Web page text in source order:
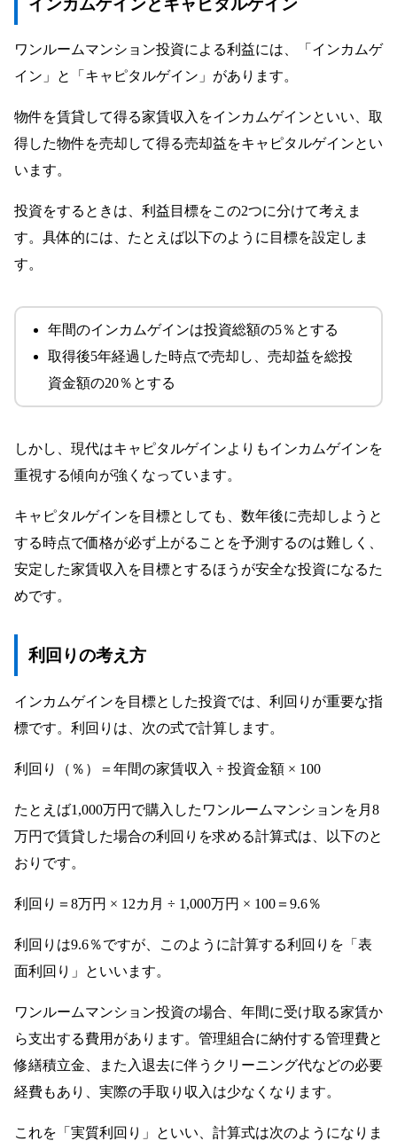
インカムゲインとキャピタルゲイン
ワンルームマンション投資による利益には、「インカムゲ
イン」と「キャピタルゲイン」があります。
物件を賃貸して得る家賃収入をインカムゲインといい、取
得した物件を売却して得る売却益をキャピタルゲインとい
います。
投資をするときは、利益目標をこの2つに分けて考えま
す。具体的には、たとえば以下のように目標を設定しま
す。
年間のインカムゲインは投資総額の5％とする
取得後5年経過した時点で売却し、売却益を総投
資金額の20％とする
しかし、現代はキャピタルゲインよりもインカムゲインを
重視する傾向が強くなっています。
キャピタルゲインを目標としても、数年後に売却しようと
する時点で価格が必ず上がることを予測するのは難しく、
安定した家賃収入を目標とするほうが安全な投資になるた
めです。
利回りの考え方
インカムゲインを目標とした投資では、利回りが重要な指
標です。利回りは、次の式で計算します。
利回り（％）＝年間の家賃収入 ÷ 投資金額 × 100
たとえば1,000万円で購入したワンルームマンションを月8
万円で賃貸した場合の利回りを求める計算式は、以下のと
おりです。
利回り＝8万円 × 12カ月 ÷ 1,000万円 × 100＝9.6％
利回りは9.6％ですが、このように計算する利回りを「表
面利回り」といいます。
ワンルームマンション投資の場合、年間に受け取る家賃か
ら支出する費用があります。管理組合に納付する管理費と
修繕積立金、また入退去に伴うクリーニング代などの必要
経費もあり、実際の手取り収入は少なくなります。
これを「実質利回り」といい、計算式は次のようになりま